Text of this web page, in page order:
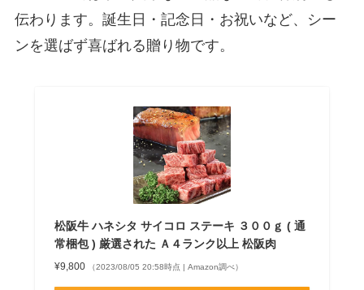
伝わります。誕生日・記念日・お祝いなど、シー
ンを選ばず喜ばれる贈り物です。
松阪牛 ハネシタ サイコロ ステーキ ３００ｇ ( 通
常梱包 ) 厳選された Ａ４ランク以上 松阪肉
¥9,800 （2023/08/05 20:58時点 | Amazon調べ）